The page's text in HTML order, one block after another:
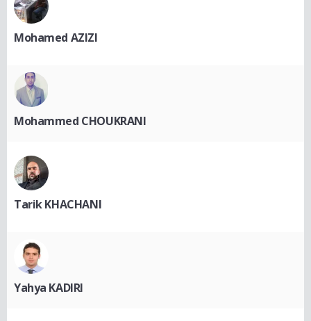
Mohamed AZIZI
Mohammed CHOUKRANI
Tarik KHACHANI
Yahya KADIRI